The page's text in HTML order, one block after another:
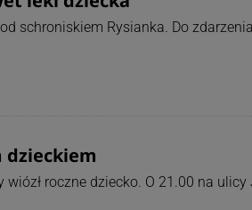
schroniskiem Rysianka. Do
dzieckiem
roczne dziecko. O 21.00 na ulicy